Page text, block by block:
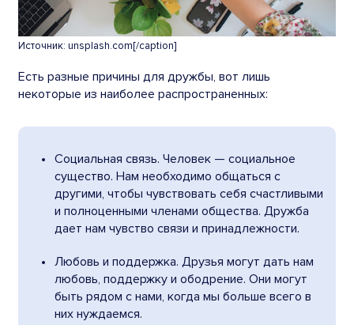
Источник: unsplash.com[/caption]
Есть разные причины для дружбы, вот лишь
некоторые из наиболее распространенных:
Социальная связь. Человек — социальное
существо. Нам необходимо общаться с
другими, чтобы чувствовать себя счастливыми
и полноценными членами общества. Дружба
дает нам чувство связи и принадлежности.
Любовь и поддержка. Друзья могут дать нам
любовь, поддержку и ободрение. Они могут
быть рядом с нами, когда мы больше всего в
них нуждаемся.